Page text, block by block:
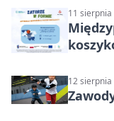
11
12